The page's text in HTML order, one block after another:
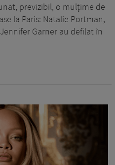
previzibil, o mulțime de
la Paris: Natalie Portman,
Garner au defilat în